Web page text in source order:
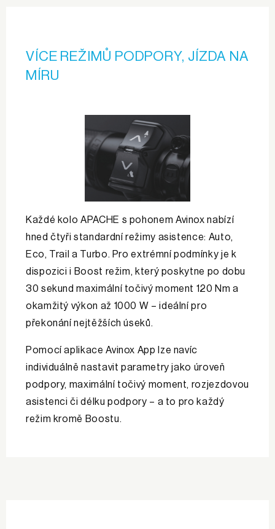
VÍCE REŽIMŮ PODPORY, JÍZDA NA
MÍRU
Každé kolo APACHE s pohonem Avinox nabízí
hned čtyři standardní režimy asistence: Auto,
Eco, Trail a Turbo. Pro extrémní podmínky je k
dispozici i Boost režim, který poskytne po dobu
30 sekund maximální točivý moment 120 Nm a
okamžitý výkon až 1000 W – ideální pro
překonání nejtěžších úseků.
Pomocí aplikace Avinox App lze navíc
individuálně nastavit parametry jako úroveň
podpory, maximální točivý moment, rozjezdovou
asistenci či délku podpory – a to pro každý
režim kromě Boostu.